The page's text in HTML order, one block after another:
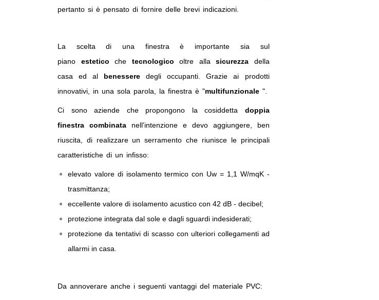
pertanto si è pensato di fornire delle brevi indicazioni.
La scelta di una finestra è importante sia sul
piano estetico che tecnologico oltre alla sicurezza della
casa ed al benessere degli occupanti. Grazie ai prodotti
innovativi, in una sola parola, la finestra è "multifunzionale ".
Ci sono aziende che propongono la cosiddetta doppia
finestra combinata nell'intenzione e devo aggiungere, ben
riuscita, di realizzare un serramento che riunisce le principali
caratteristiche di un infisso:
elevato valore di isolamento termico con Uw = 1,1 W/mqK -
trasmittanza;
eccellente valore di isolamento acustico con 42 dB - decibel;
protezione integrata dal sole e dagli sguardi indesiderati;
protezione da tentativi di scasso con ulteriori collegamenti ad
allarmi in casa.
Da annoverare anche i seguenti vantaggi del materiale PVC: